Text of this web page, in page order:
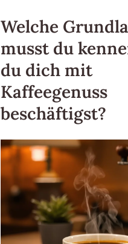
Welche
musst du
du dich mit
Kaffeegenuss
beschäftigst?